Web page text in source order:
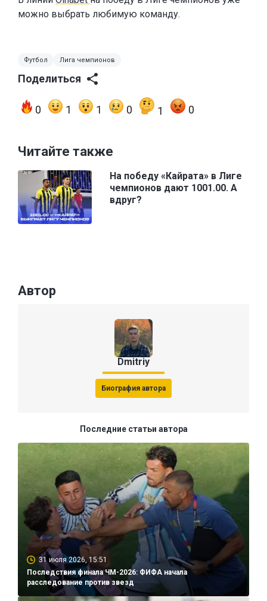
можно выбрать любимую команду.
Футбол Лига чемпионов
Поделиться
0 1 1 0 1 0
Читайте также
На победу «Кайрата» в Лиге
чемпионов дают 1001.00. А
вдруг?
Автор
Dmitriy
Биография автора
Последние статьи автора
31 июля 2026, 15:51
Последствия финала ЧМ-2026: ФИФА начала
расследование против звезд